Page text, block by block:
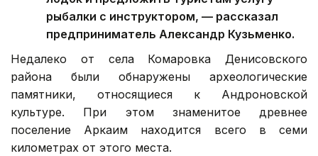
рыбалки с инструктором, — рассказал
предприниматель Александр Кузьменко.
Недалеко от села Комаровка Денисовского
района были обнаружены археологические
памятники, относящиеся к Андроновской
культуре. При этом знаменитое древнее
поселение Аркаим находится всего в семи
километрах от этого места.